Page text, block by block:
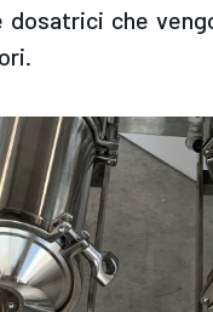
che